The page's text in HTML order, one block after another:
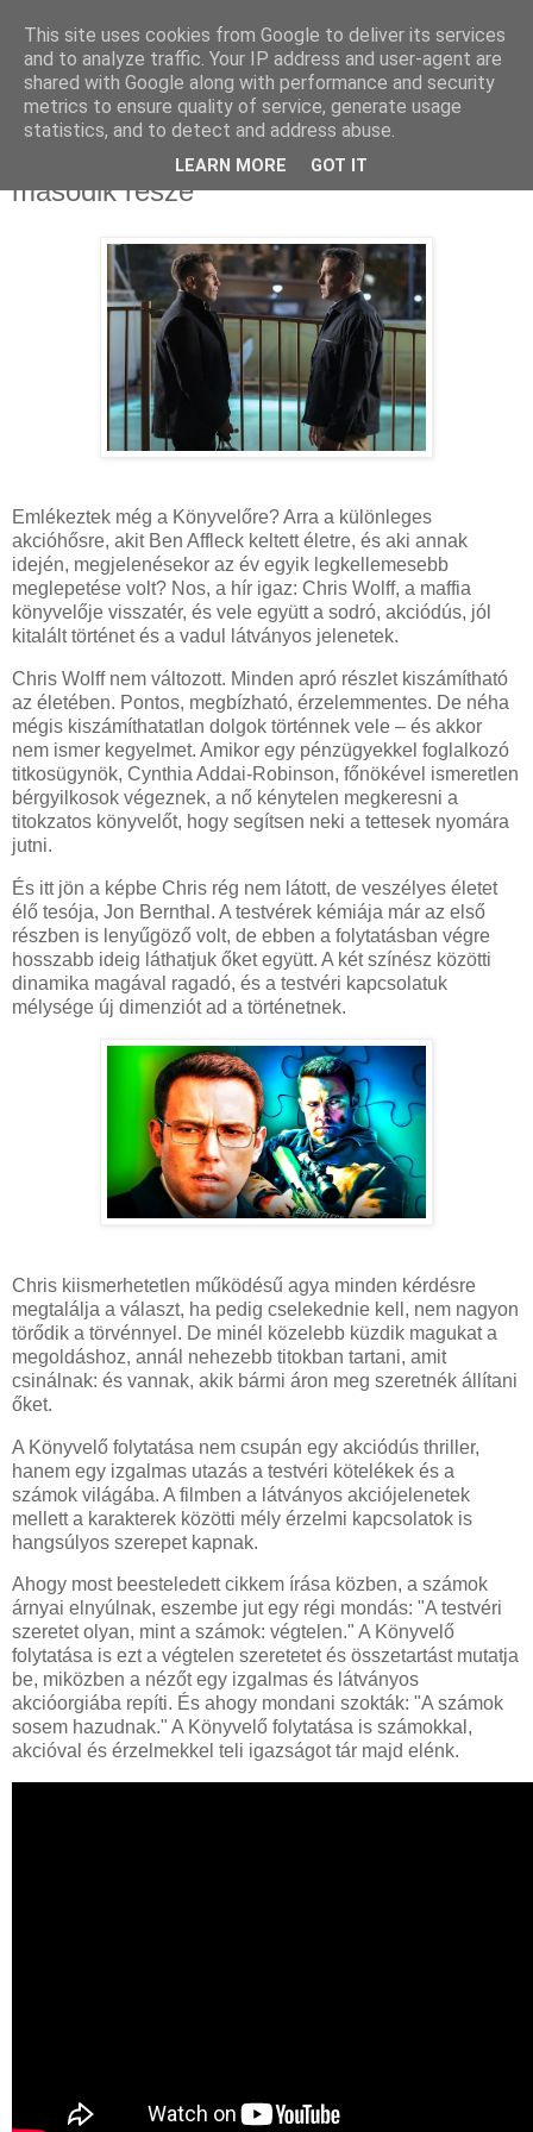
2025. március 9., vasárnap
Szinkronos előzetesen a Könyvelő
második része
Emlékeztek még a Könyvelőre? Arra a különleges
akcióhősre, akit Ben Affleck keltett életre, és aki annak
idején, megjelenésekor az év egyik legkellemesebb
meglepetése volt? Nos, a hír igaz: Chris Wolff, a maffia
könyvelője visszatér, és vele együtt a sodró, akciódús, jól
kitalált történet és a vadul látványos jelenetek.
Chris Wolff nem változott. Minden apró részlet kiszámítható
az életében. Pontos, megbízható, érzelemmentes. De néha
mégis kiszámíthatatlan dolgok történnek vele – és akkor
nem ismer kegyelmet. Amikor egy pénzügyekkel foglalkozó
titkosügynök, Cynthia Addai-Robinson, főnökével ismeretlen
bérgyilkosok végeznek, a nő kénytelen megkeresni a
titokzatos könyvelőt, hogy segítsen neki a tettesek nyomára
jutni.
És itt jön a képbe Chris rég nem látott, de veszélyes életet
élő tesója, Jon Bernthal. A testvérek kémiája már az első
részben is lenyűgöző volt, de ebben a folytatásban végre
hosszabb ideig láthatjuk őket együtt. A két színész közötti
dinamika magával ragadó, és a testvéri kapcsolatuk
mélysége új dimenziót ad a történetnek.
Chris kiismerhetetlen működésű agya minden kérdésre
megtalálja a választ, ha pedig cselekednie kell, nem nagyon
törődik a törvénnyel. De minél közelebb küzdik magukat a
megoldáshoz, annál nehezebb titokban tartani, amit
csinálnak: és vannak, akik bármi áron meg szeretnék állítani
őket.
A Könyvelő folytatása nem csupán egy akciódús thriller,
hanem egy izgalmas utazás a testvéri kötelékek és a
számok világába. A filmben a látványos akciójelenetek
mellett a karakterek közötti mély érzelmi kapcsolatok is
hangsúlyos szerepet kapnak.
Ahogy most beesteledett cikkem írása közben, a számok
árnyai elnyúlnak, eszembe jut egy régi mondás: "A testvéri
szeretet olyan, mint a számok: végtelen." A Könyvelő
folytatása is ezt a végtelen szeretetet és összetartást mutatja
be, miközben a nézőt egy izgalmas és látványos
akcióorgiába repíti. És ahogy mondani szokták: "A számok
sosem hazudnak." A Könyvelő folytatása is számokkal,
akcióval és érzelmekkel teli igazságot tár majd elénk.
This site uses cookies from Google to deliver its services
and to analyze traffic. Your IP address and user-agent are
shared with Google along with performance and security
metrics to ensure quality of service, generate usage
statistics, and to detect and address abuse.
LEARN MORE GOT IT